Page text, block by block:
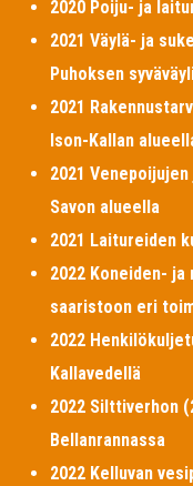
2020 Poiju- ja
2021 Väylä- ja
Puhoksen
2021
Ison-Kallan
2021
Savon alueella
2021 Laitureiden
2022 Koneiden-
saaristoon eri
2022
Kallavedellä
2022 Silttiverhon
Bellanrannassa
2022 Kelluvan